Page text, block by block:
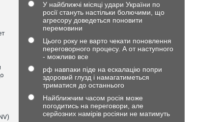
У найближчі місяці удари України по
росії стануть настільки болючими, що
агресору доведеться поновити
перемовини
Цього року не варто чекати поновлення
переговорного процесу. А от наступного
- можливо все
рф навпаки піде на ескалацію попри
здоровий глузд і намагатиметься
триматися до останнього
Найближчим часом росія може
погодитись на переговори, але
серйозних намірів росіяни не матимуть